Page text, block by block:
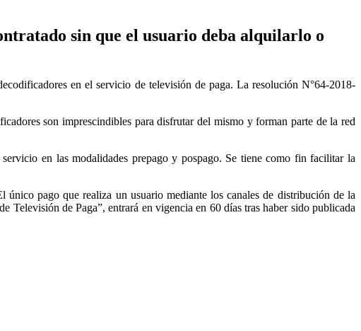
sin que el usuario deba alquilarlo o
en el servicio de televisión de paga. La resolución N°64-2018-
son imprescindibles para disfrutar del mismo y forman parte de la red
en las modalidades prepago y pospago. Se tiene como fin facilitar la
pago que realiza un usuario mediante los canales de distribución de la
Televisión de Paga”, entrará en vigencia en 60 días tras haber sido publicada